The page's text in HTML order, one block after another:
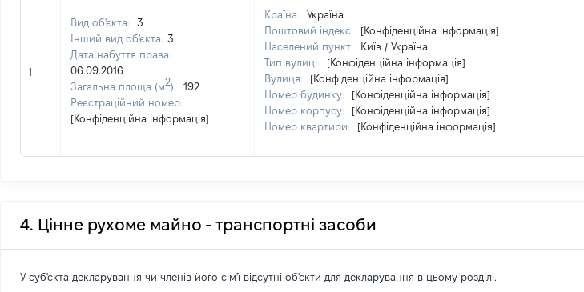
1
Вид об'єкта:
3
Інший вид об'єкта: 3
Дата набуття права:
06.09.2016
Загальна площа (м2):
192
Реєстраційний номер:
[Конфіденційна інформація]
Країна:
Україна
Поштовий індекс:
[Конфіденційна інформація]
Населений пункт:
Київ / Україна
Тип вулиці:
[Конфіденційна інформація]
Вулиця:
[Конфіденційна інформація]
Номер будинку:
[Конфіденційна інформація]
Номер корпусу:
[Конфіденційна інформація]
Номер квартири:
[Конфіденційна інформація]
4. Цінне рухоме майно - транспортні засоби
У суб'єкта декларування чи членів його сім'ї відсутні об'єкти для декларування в цьому розділі.